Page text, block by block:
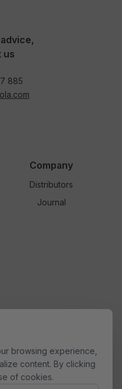
browsing experience,
content. By clicking
of cookies.
us
885
Company
Distributors
Journal
Language